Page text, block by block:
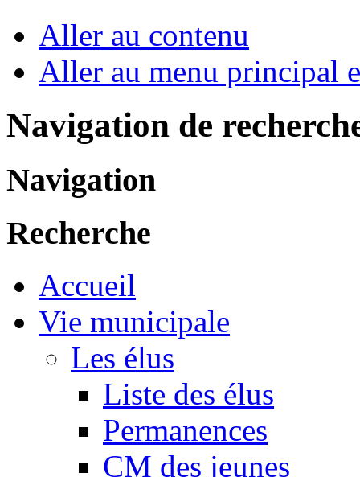
Aller au contenu
Aller au menu principal
Navigation de
Navigation
Recherche
Accueil
Vie municipale
Les élus
Liste des élus
Permanences
CM des jeunes